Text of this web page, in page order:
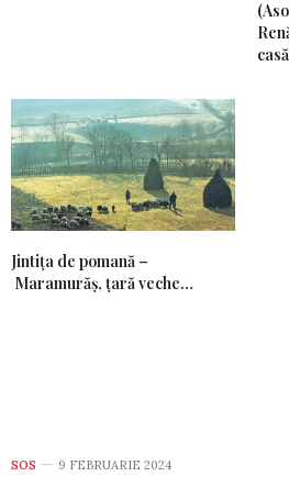
Jintiţa de pomană –
Maramurăş, ţară veche…
SOS 9 FEBRUARIE 2024